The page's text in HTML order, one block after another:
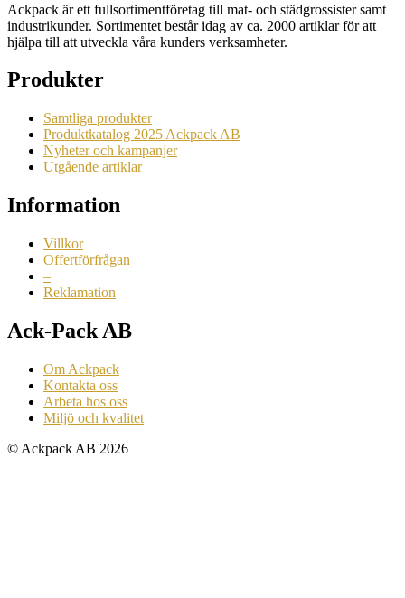
Ackpack är ett fullsortimentföretag till mat- och städgrossister samt
industrikunder. Sortimentet består idag av ca. 2000 artiklar för att
hjälpa till att utveckla våra kunders verksamheter.
Produkter
Samtliga produkter
Produktkatalog 2025 Ackpack AB
Nyheter och kampanjer
Utgående artiklar
Information
Villkor
Offertförfrågan
–
Reklamation
Ack-Pack AB
Om Ackpack
Kontakta oss
Arbeta hos oss
Miljö och kvalitet
© Ackpack AB 2026